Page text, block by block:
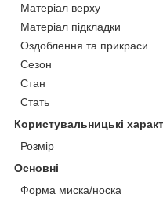
Матеріал верху
Матеріал підкладки
Оздоблення та прикраси
Сезон
Стан
Стать
Користувальницькі
Розмір
Основні
Форма миска/носка